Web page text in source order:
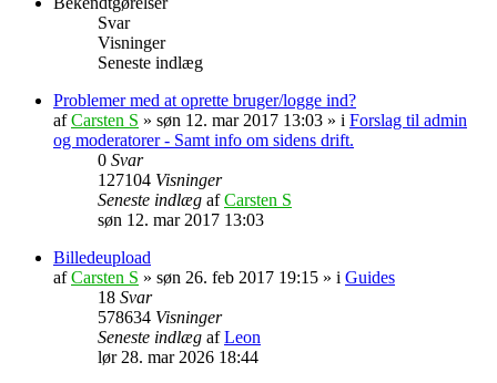
Svar
Visninger
Seneste indlæg
Problemer med at oprette bruger/logge ind?
afCarsten S » søn 12. mar 2017 13:03 » i Forslag til admin
og moderatorer - Samt info om sidens drift.
0 Svar
127104 Visninger
Seneste indlæg afCarsten S
søn 12. mar 2017 13:03
Billedeupload
afCarsten S » søn 26. feb 2017 19:15 » i Guides
18 Svar
578634 Visninger
Seneste indlæg afLeon
lør 28. mar 2026 18:44